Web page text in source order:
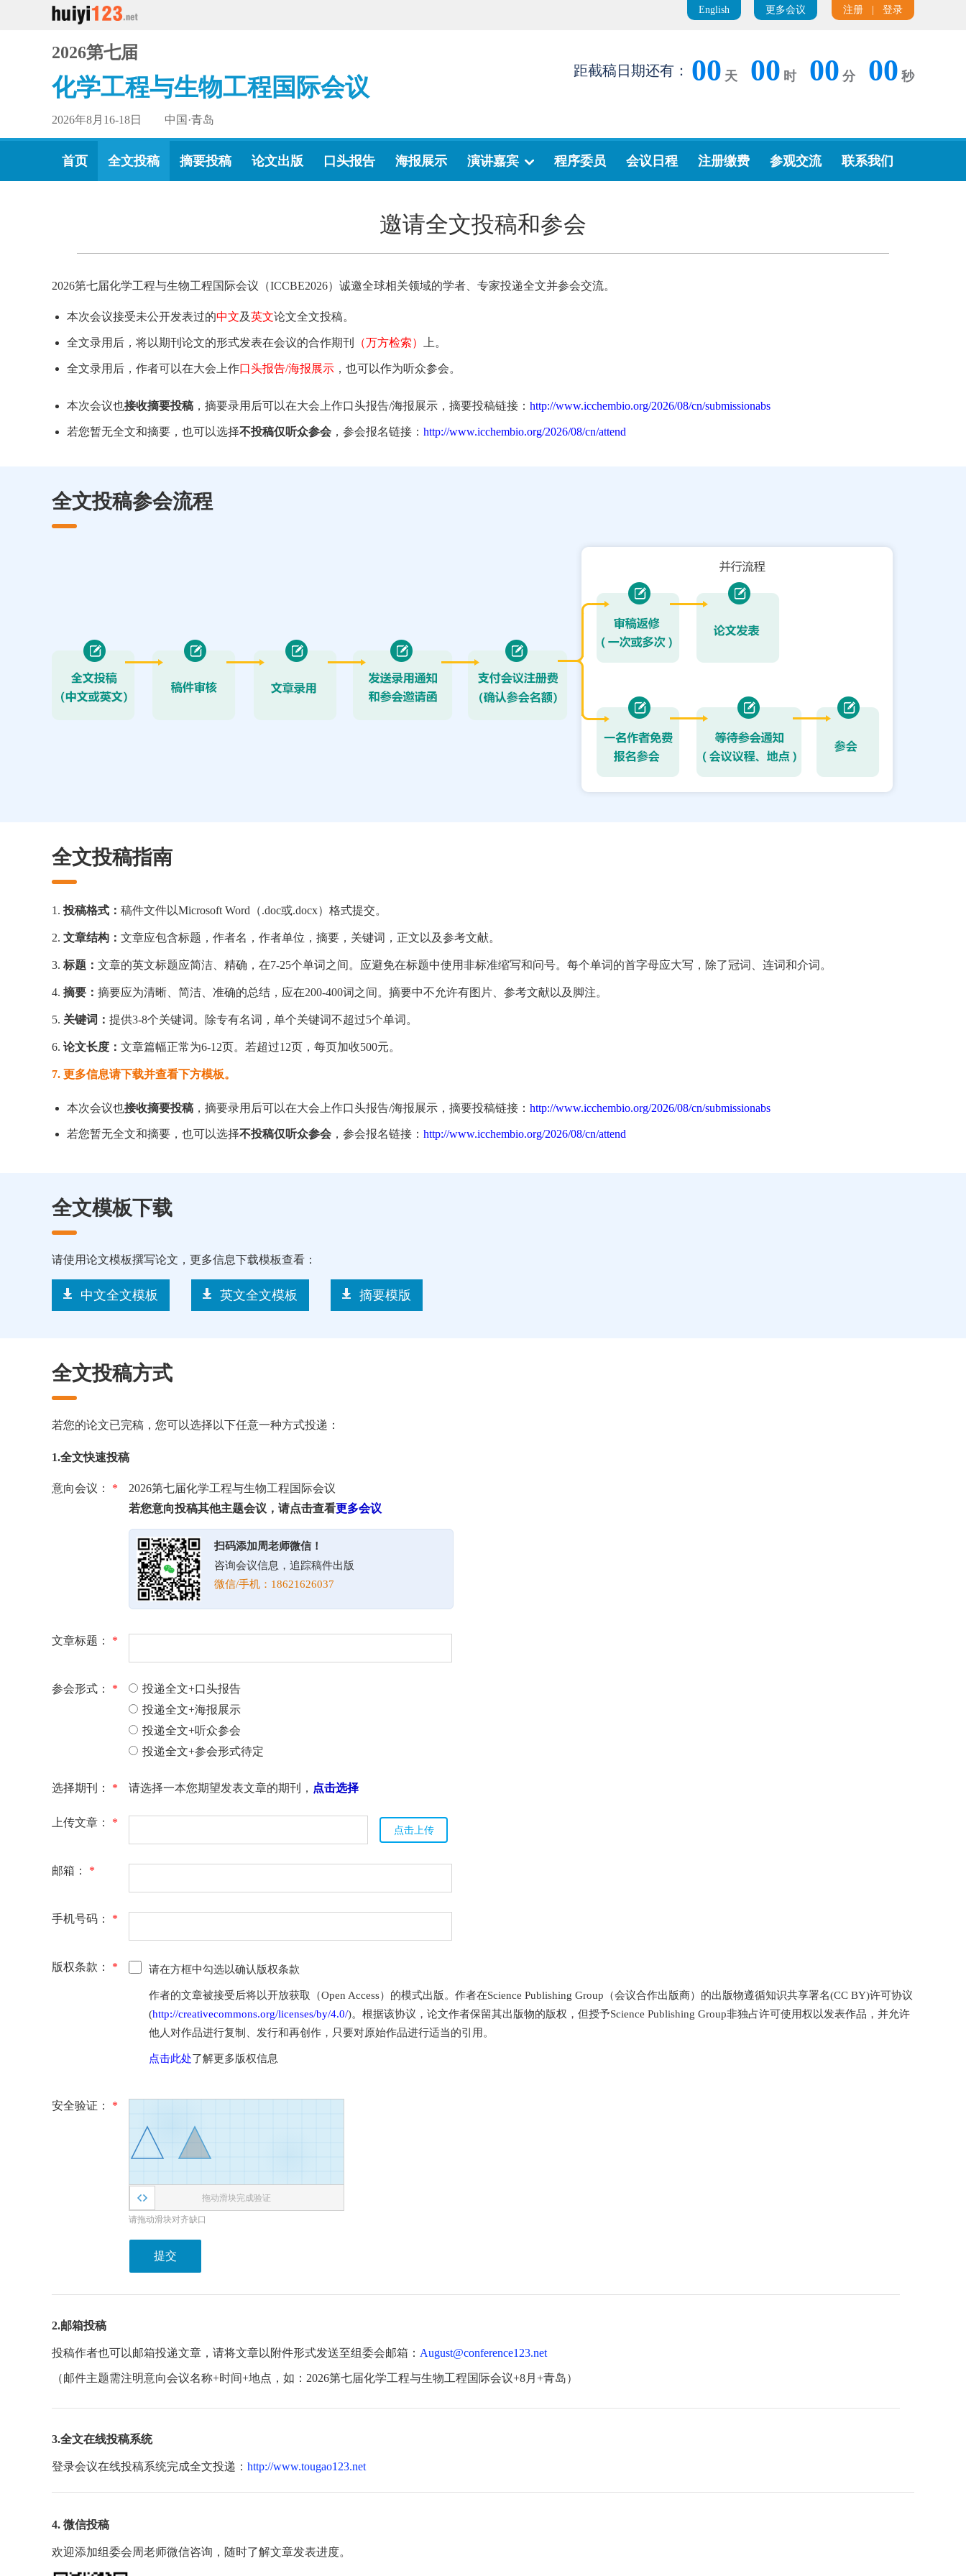
注册 登录
更多会议
English
2026第七届
化学工程与生物工程国际会议
2026年8月16-18日 中国·青岛
距截稿日期还有： 00 天 00 时 00 分 00 秒
首页 全文投稿 摘要投稿 论文出版 口头报告 海报展示 演讲嘉宾 程序委员 会议日程 注册缴费 参观交流 联系我们
邀请全文投稿和参会
2026第七届化学工程与生物工程国际会议（ICCBE2026）诚邀全球相关领域的学者、专家投递全文并参会交流。
本次会议接受未公开发表过的中文及英文论文全文投稿。
全文录用后，将以期刊论文的形式发表在会议的合作期刊 （万方检索） 上。
全文录用后，作者可以在大会上作口头报告/海报展示 ，也可以作为听众参会。
本次会议也接收摘要投稿 ，摘要录用后可以在大会上作口头报告/海报展示，摘要投稿链接： http://www.icchembio.org/2026/08/cn/submissionabs
若您暂无全文和摘要，也可以选择不投稿仅听众参会 ，参会报名链接： http://www.icchembio.org/2026/08/cn/attend
全文投稿参会流程
全文投稿指南
1. 投稿格式： 稿件文件以Microsoft Word（.doc或.docx）格式提交。
2. 文章结构： 文章应包含标题，作者名，作者单位，摘要，关键词，正文以及参考文献。
3. 标题： 文章的英文标题应简洁、精确，在7-25个单词之间。应避免在标题中使用非标准缩写和问号。每个单词的首字母应大写，除了冠词、连词和介词。
4. 摘要： 摘要应为清晰、简洁、准确的总结，应在200-400词之间。摘要中不允许有图片、参考文献以及脚注。
5. 关键词： 提供3-8个关键词。除专有名词，单个关键词不超过5个单词。
6. 论文长度： 文章篇幅正常为6-12页。若超过12页，每页加收500元。
7. 更多信息请下载并查看下方模板。
本次会议也接收摘要投稿 ，摘要录用后可以在大会上作口头报告/海报展示，摘要投稿链接： http://www.icchembio.org/2026/08/cn/submissionabs
若您暂无全文和摘要，也可以选择不投稿仅听众参会 ，参会报名链接： http://www.icchembio.org/2026/08/cn/attend
全文模板下载
请使用论文模板撰写论文，更多信息下载模板查看：
中文全文模板 英文全文模板 摘要模版
全文投稿方式
若您的论文已完稿，您可以选择以下任意一种方式投递：
1.全文快速投稿
意向会议： *
2026第七届化学工程与生物工程国际会议
若您意向投稿其他主题会议，请点击查看更多会议
扫码添加周老师微信！
咨询会议信息，追踪稿件出版
微信/手机：18621626037
文章标题： *
参会形式： *
投递全文+口头报告
投递全文+海报展示
投递全文+听众参会
投递全文+参会形式待定
选择期刊： * 请选择一本您期望发表文章的期刊， 点击选择
上传文章： *
点击上传
邮箱： *
手机号码： *
版权条款： * 请在方框中勾选以确认版权条款
作者的文章被接受后将以开放获取（Open Access）的模式出版。作者在Science Publishing Group（会议合作出版商）的出版物遵循知识共享署名(CC BY)许可协议
(http://creativecommons.org/licenses/by/4.0/)。根据该协议，论文作者保留其出版物的版权，但授予Science Publishing Group非独占许可使用权以发表作品，并允许
他人对作品进行复制、发行和再创作，只要对原始作品进行适当的引用。
点击此处了解更多版权信息
安全验证： *
拖动滑块完成验证
请拖动滑块对齐缺口
提交
2.邮箱投稿
投稿作者也可以邮箱投递文章，请将文章以附件形式发送至组委会邮箱： August@conference123.net
（邮件主题需注明意向会议名称+时间+地点，如：2026第七届化学工程与生物工程国际会议+8月+青岛）
3.全文在线投稿系统
登录会议在线投稿系统完成全文投递： http://www.tougao123.net
4. 微信投稿
欢迎添加组委会周老师微信咨询，随时了解文章发表进度。